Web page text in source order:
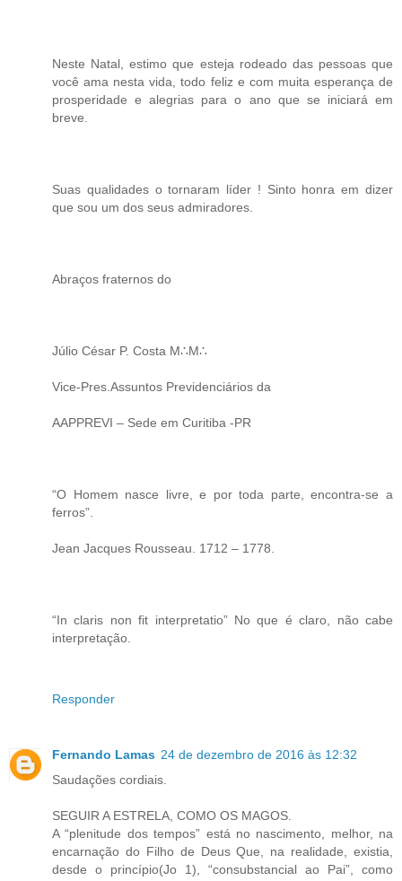
Neste Natal, estimo que esteja rodeado das pessoas que
você ama nesta vida, todo feliz e com muita esperança de
prosperidade e alegrias para o ano que se iniciará em
breve.
Suas qualidades o tornaram líder ! Sinto honra em dizer
que sou um dos seus admiradores.
Abraços fraternos do
Júlio César P. Costa M∴M∴
Vice-Pres.Assuntos Previdenciários da
AAPPREVI – Sede em Curitiba -PR
“O Homem nasce livre, e por toda parte, encontra-se a
ferros”.
Jean Jacques Rousseau. 1712 – 1778.
“In claris non fit interpretatio” No que é claro, não cabe
interpretação.
Responder
Fernando Lamas 24 de dezembro de 2016 às 12:32
Saudações cordiais.
SEGUIR A ESTRELA, COMO OS MAGOS.
A “plenitude dos tempos” está no nascimento, melhor, na
encarnação do Filho de Deus Que, na realidade, existia,
desde o princípio(Jo 1), “consubstancial ao Pai”, como